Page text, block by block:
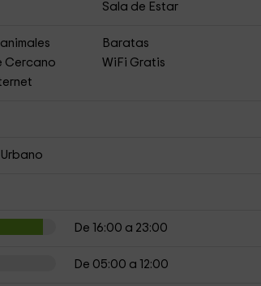
Sala de Estar
Baratas
Cercano
WiFi Gratis
De 16:00 a 23:00
De 05:00 a 12:00